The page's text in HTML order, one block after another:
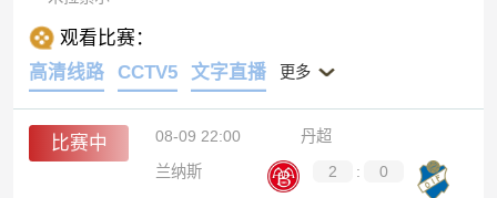
观看比赛：
高清线路
CCTV5 文字直播 更多
比赛中 08-09 22:00
丹超
兰纳斯
2 : 0